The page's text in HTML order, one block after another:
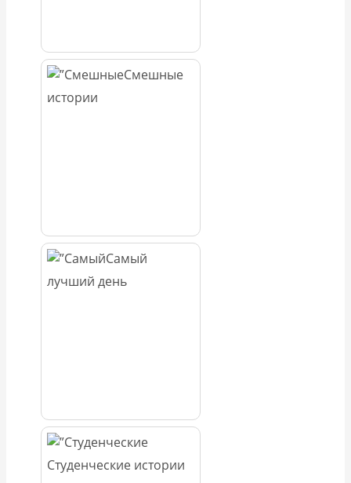
Смешные
истории
Самый
лучший день
Студенческие истории